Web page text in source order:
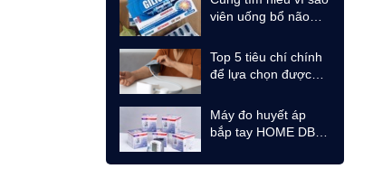
viên uống bổ não
được nhiều khách
hàng tin dùng và lựa
chọn
Top 5 tiêu chí chính
để lựa chọn được
huyết áp tại nhà phù
hợp nhất
Máy đo huyết áp
bắp tay HOME DBP-
huyết áp cổ tay